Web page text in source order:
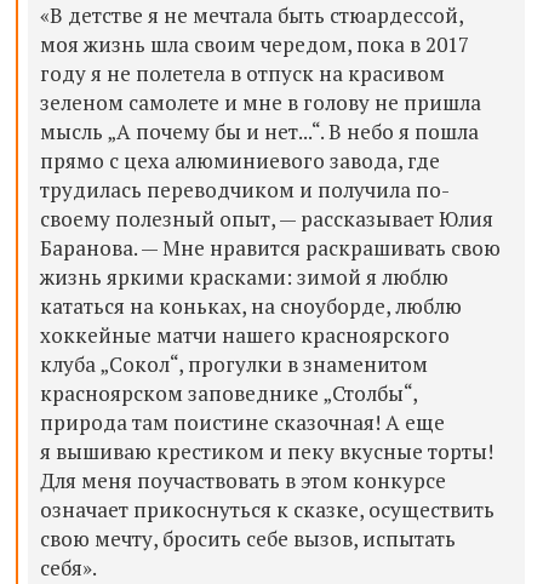
«В детстве я не мечтала быть стюардессой,
моя жизнь шла своим чередом, пока в 2017
году я не полетела в отпуск на красивом
зеленом самолете и мне в голову не пришла
мысль „А почему бы и нет...“.В небо я пошла
прямо с цеха алюминиевого завода, где
трудилась переводчиком и получила по-
своему полезный опыт, — рассказывает Юлия
Баранова. — Мне нравится раскрашивать свою
жизнь яркими красками: зимой я люблю
кататься на коньках, на сноуборде, люблю
хоккейные матчи нашего красноярского
клуба „Сокол“, прогулки в знаменитом
красноярском заповеднике „Столбы“,
природа там поистине сказочная! А еще
я вышиваю крестиком и пеку вкусные торты!
Для меня поучаствовать в этом конкурсе
означает прикоснуться к сказке, осуществить
свою мечту, бросить себе вызов, испытать
себя».